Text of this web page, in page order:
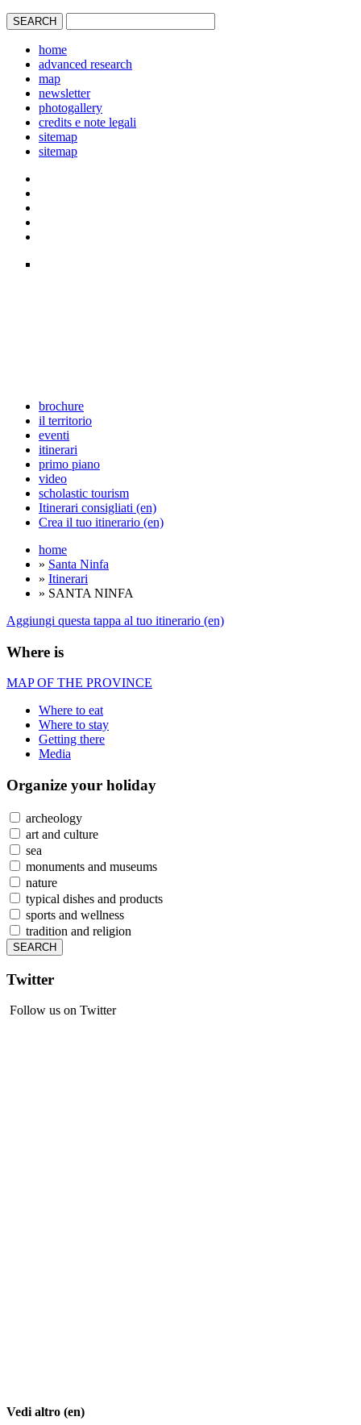
home
advanced research
map
newsletter
photogallery
credits e note legali
sitemap
sitemap
brochure
il territorio
eventi
itinerari
primo piano
video
scholastic tourism
Itinerari consigliati (en)
Crea il tuo itinerario (en)
home
» Santa Ninfa
» Itinerari
» SANTA NINFA
Aggiungi questa tappa al tuo itinerario (en)
Where is
MAP OF THE PROVINCE
Where to eat
Where to stay
Getting there
Media
Organize your holiday
archeology
art and culture
sea
monuments and museums
nature
typical dishes and products
sports and wellness
tradition and religion
Twitter
Follow us on Twitter
Vedi altro (en)